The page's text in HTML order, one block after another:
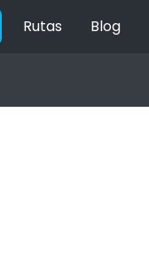
Rutas Blog